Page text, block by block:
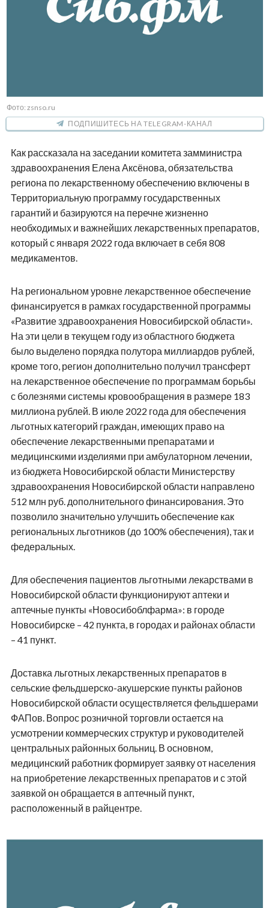
Фото: zsnso.ru
ПОДПИШИТЕСЬ НА TELEGRAM-КАНАЛ
Как рассказала на заседании комитета замминистра
здравоохранения Елена Аксёнова, обязательства
региона по лекарственному обеспечению включены в
Территориальную программу государственных
гарантий и базируются на перечне жизненно
необходимых и важнейших лекарственных препаратов,
который с января 2022 года включает в себя 808
медикаментов.
На региональном уровне лекарственное обеспечение
финансируется в рамках государственной программы
«Развитие здравоохранения Новосибирской области».
На эти цели в текущем году из областного бюджета
было выделено порядка полутора миллиардов рублей,
кроме того, регион дополнительно получил трансферт
на лекарственное обеспечение по программам борьбы
с болезнями системы кровообращения в размере 183
миллиона рублей. В июле 2022 года для обеспечения
льготных категорий граждан, имеющих право на
обеспечение лекарственными препаратами и
медицинскими изделиями при амбулаторном лечении,
из бюджета Новосибирской области Министерству
здравоохранения Новосибирской области направлено
512 млн руб. дополнительного финансирования. Это
позволило значительно улучшить обеспечение как
региональных льготников (до 100% обеспечения), так и
федеральных.
Для обеспечения пациентов льготными лекарствами в
Новосибирской области функционируют аптеки и
аптечные пункты «Новосибоблфарма»: в городе
Новосибирске – 42 пункта, в городах и районах области
– 41 пункт.
Доставка льготных лекарственных препаратов в
сельские фельдшерско-акушерские пункты районов
Новосибирской области осуществляется фельдшерами
ФАПов. Вопрос розничной торговли остается на
усмотрении коммерческих структур и руководителей
центральных районных больниц. В основном,
медицинский работник формирует заявку от населения
на приобретение лекарственных препаратов и с этой
заявкой он обращается в аптечный пункт,
расположенный в райцентре.